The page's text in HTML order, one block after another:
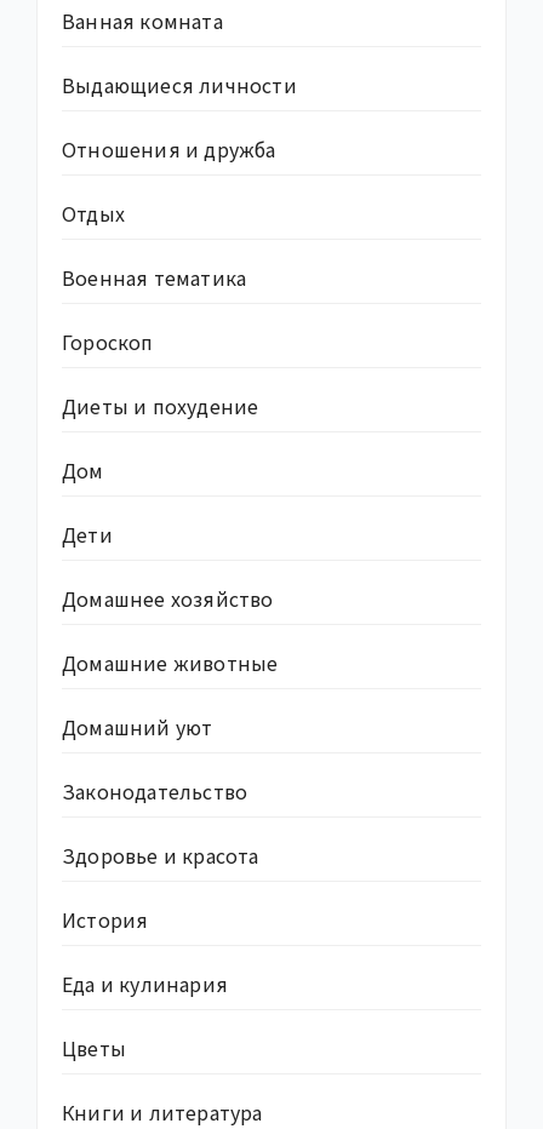
Ванная комната
Выдающиеся личности
Отношения и дружба
Отдых
Военная тематика
Гороскоп
Диеты и похудение
Дом
Дети
Домашнее хозяйство
Домашние животные
Домашний уют
Законодательство
Здоровье и красота
История
Еда и кулинария
Цветы
Книги и литература